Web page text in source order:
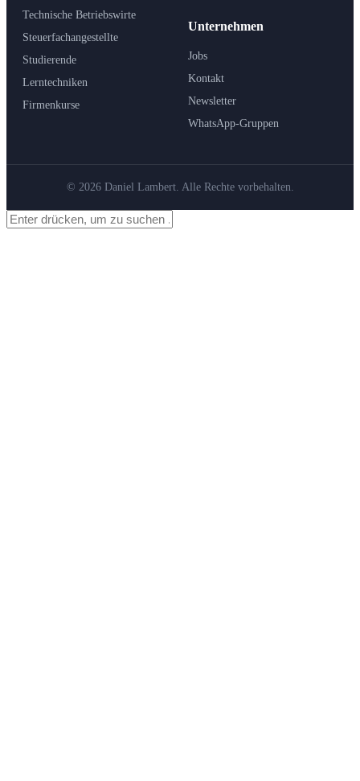
Technische Betriebswirte
Steuerfachangestellte
Studierende
Lerntechniken
Firmenkurse
Unternehmen
Jobs
Kontakt
Newsletter
WhatsApp-Gruppen
© 2026 Daniel Lambert. Alle Rechte vorbehalten.